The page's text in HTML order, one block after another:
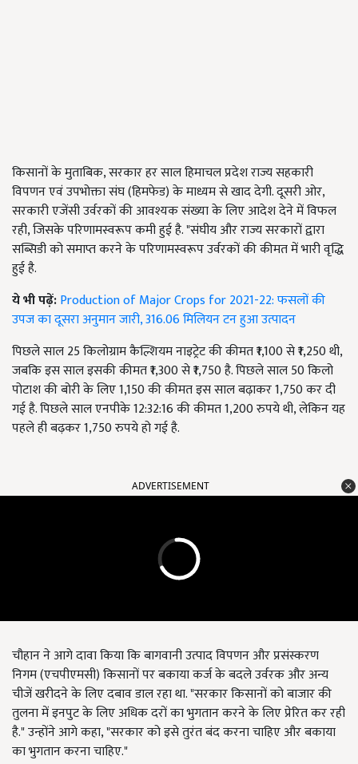
किसानों के मुताबिक, सरकार हर साल हिमाचल प्रदेश राज्य सहकारी
विपणन एवं उपभोक्ता संघ (हिमफेड) के माध्यम से खाद देगी. दूसरी ओर,
सरकारी एजेंसी उर्वरकों की आवश्यक संख्या के लिए आदेश देने में विफल
रही, जिसके परिणामस्वरूप कमी हुई है. "संघीय और राज्य सरकारों द्वारा
सब्सिडी को समाप्त करने के परिणामस्वरूप उर्वरकों की कीमत में भारी वृद्धि
हुई है.
ये भी पढ़ें:Production of Major Crops for 2021-22: फसलों की
उपज का दूसरा अनुमान जारी, 316.06 मिलियन टन हुआ उत्पादन
पिछले साल 25 किलोग्राम कैल्शियम नाइट्रेट की कीमत ₹1,100 से ₹1,250 थी,
जबकि इस साल इसकी कीमत ₹1,300 से ₹1,750 है. पिछले साल 50 किलो
पोटाश की बोरी के लिए 1,150 की कीमत इस साल बढ़ाकर 1,750 कर दी
गई है. पिछले साल एनपीके 12:32:16 की कीमत 1,200 रुपये थी, लेकिन यह
पहले ही बढ़कर 1,750 रुपये हो गई है.
ADVERTISEMENT
चौहान ने आगे दावा किया कि बागवानी उत्पाद विपणन और प्रसंस्करण
निगम (एचपीएमसी) किसानों पर बकाया कर्ज के बदले उर्वरक और अन्य
चीजें खरीदने के लिए दबाव डाल रहा था. "सरकार किसानों को बाजार की
तुलना में इनपुट के लिए अधिक दरों का भुगतान करने के लिए प्रेरित कर रही
है." उन्होंने आगे कहा, "सरकार को इसे तुरंत बंद करना चाहिए और बकाया
का भुगतान करना चाहिए."